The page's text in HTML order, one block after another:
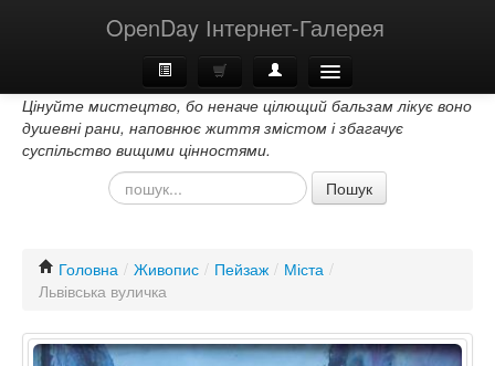
OpenDay Інтернет-Галерея
Головна
Про Нас
Цінуйте мистецтво, бо неначе цілющий бальзам лікує воно
душевні рани, наповнює життя змістом і збагачує
суспільство вищими цінностями.
Пошук
Головна / Живопис / Пейзаж / Міста /
Львівська вуличка